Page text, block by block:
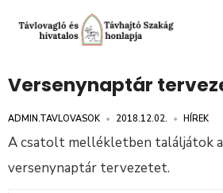
Versenynaptár
ADMIN.TAVLOVASOK • 2018.12.02. • HÍREK
A csatolt mellékletben találjátok
versenynaptár tervezetet.